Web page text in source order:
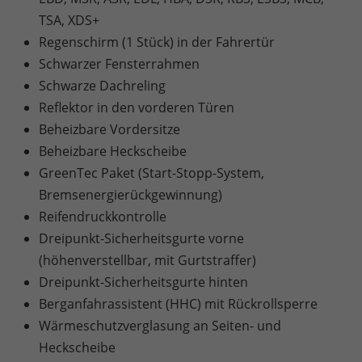
TSA, XDS+
Regenschirm (1 Stück) in der Fahrertür
Schwarzer Fensterrahmen
Schwarze Dachreling
Reflektor in den vorderen Türen
Beheizbare Vordersitze
Beheizbare Heckscheibe
GreenTec Paket (Start-Stopp-System,
Bremsenergierückgewinnung)
Reifendruckkontrolle
Dreipunkt-Sicherheitsgurte vorne
(höhenverstellbar, mit Gurtstraffer)
Dreipunkt-Sicherheitsgurte hinten
Berganfahrassistent (HHC) mit Rückrollsperre
Wärmeschutzverglasung an Seiten- und
Heckscheibe